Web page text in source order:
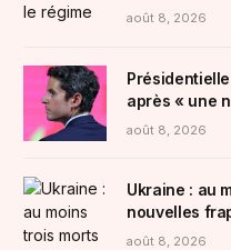
août 8, 2026
après « une
venant de
août 8, 2026
Ukraine : au
nouvelles
Kiev
août 8, 2026